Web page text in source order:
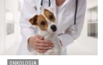
ONKOLOGIA